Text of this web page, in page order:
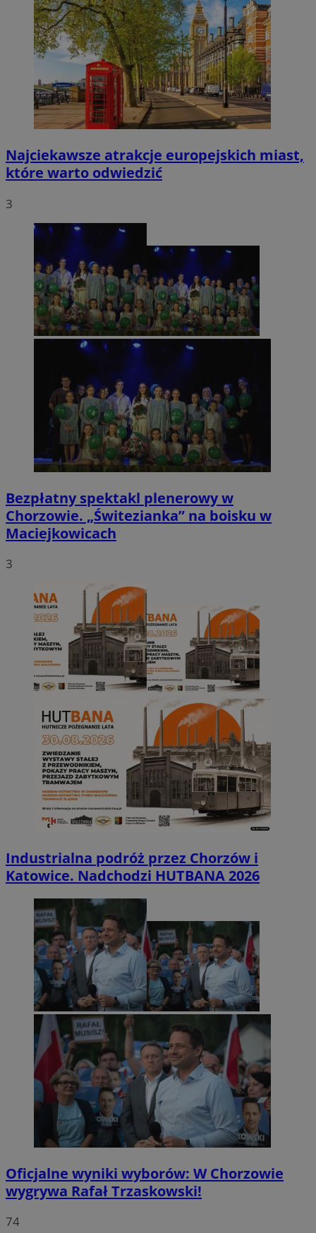
Najciekawsze atrakcje europejskich miast,
które warto odwiedzić
3
Bezpłatny spektakl plenerowy w
Chorzowie. „Świtezianka” na boisku w
Maciejkowicach
3
Industrialna podróż przez Chorzów i
Katowice. Nadchodzi HUTBANA 2026
Oficjalne wyniki wyborów: W Chorzowie
wygrywa Rafał Trzaskowski!
74